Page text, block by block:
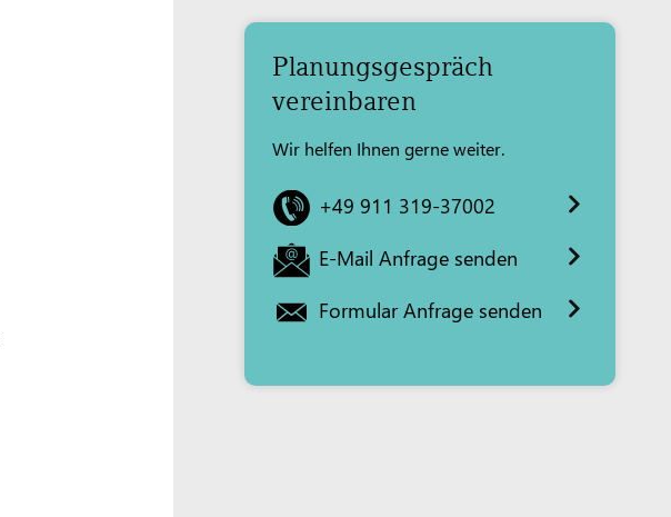
Planungsgespräch
vereinbaren
Wir helfen Ihnen gerne weiter.
+49 911 319-37002
E-Mail Anfrage senden
Formular Anfrage senden